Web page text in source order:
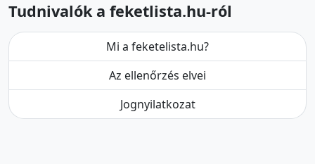
Tudnivalók a feketlista.hu-ról
Mi a feketelista.hu?
Az ellenőrzés elvei
Jognyilatkozat